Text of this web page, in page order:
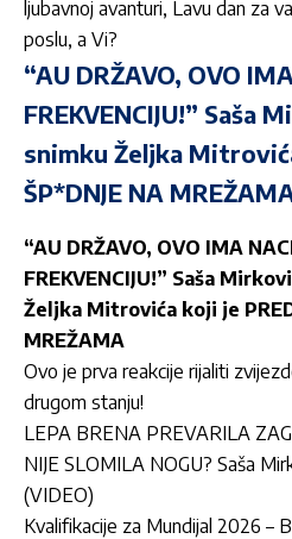
ljubavnoj avanturi, Lavu dan za
poslu, a Vi?
“AU DRŽAVO, OVO
FREKVENCIJU!” Saša
snimku Željka
ŠP*DNJE NA
“AU DRŽAVO, OVO IMA
FREKVENCIJU!” Saša
Željka Mitrovića koji je
MREŽAMA
Ovo je prva reakcije rijaliti
drugom stanju!
LEPA BRENA PREVARILA
NIJE SLOMILA NOGU? Saša
(VIDEO)
Kvalifikacije za Mundijal 2026 –